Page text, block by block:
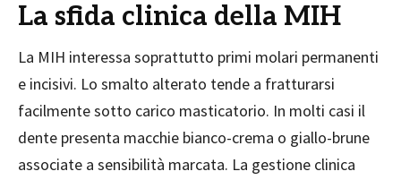
La sfida clinica della MIH
La MIH interessa soprattutto primi molari permanenti
e incisivi. Lo smalto alterato tende a fratturarsi
facilmente sotto carico masticatorio. In molti casi il
dente presenta macchie bianco-crema o giallo-brune
associate a sensibilità marcata. La gestione clinica